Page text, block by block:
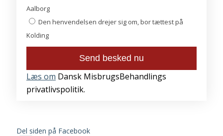
Aalborg
Den henvendelsen drejer sig om, bor tættest på
Kolding
Læs om Dansk MisbrugsBehandlings
privatlivspolitik.
Del siden på Facebook